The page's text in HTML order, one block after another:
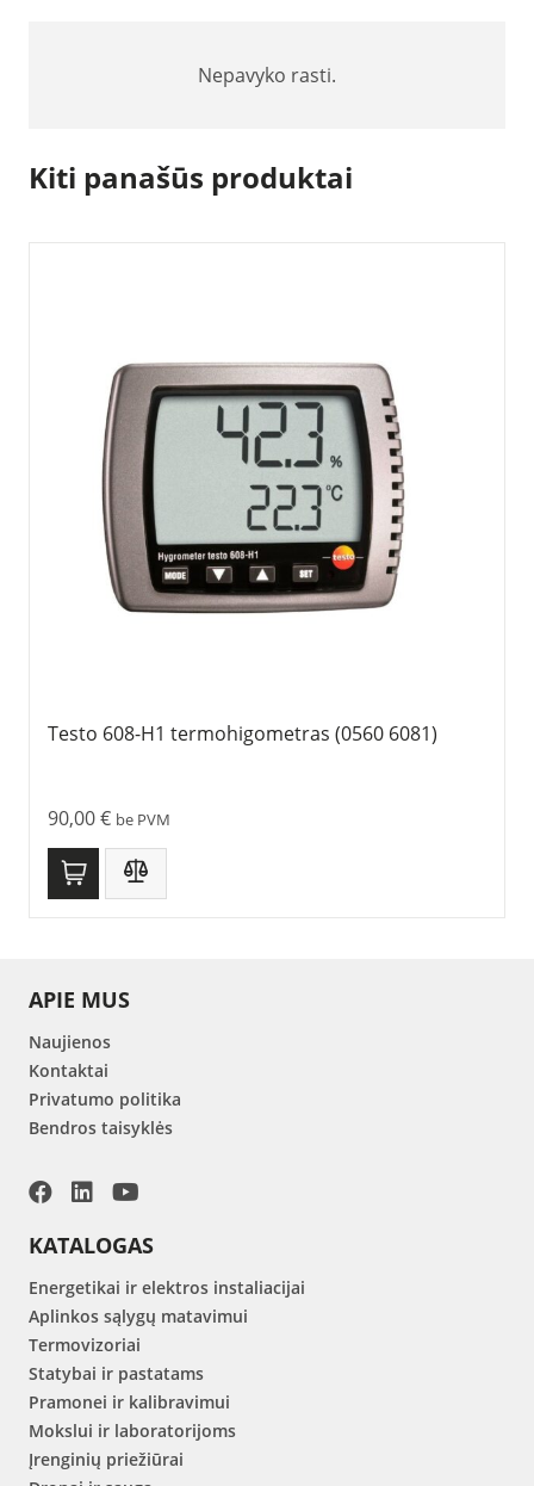
Nepavyko rasti.
Kiti panašūs produktai
Testo 608-H1 termohigometras (0560 6081)
90,00€ be PVM
APIE MUS
Naujienos
Kontaktai
Privatumo politika
Bendros taisyklės
KATALOGAS
Energetikai ir elektros instaliacijai
Aplinkos sąlygų matavimui
Termovizoriai
Statybai ir pastatams
Pramonei ir kalibravimui
Mokslui ir laboratorijoms
Įrenginių priežiūrai